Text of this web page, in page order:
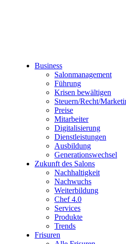
Business
Salonmanagement
Führung
Krisen bewältigen
Steuern/Recht/
Preise
Mitarbeiter
Digitalisierung
Dienstleistungen
Ausbildung
Generationswechsel
Zukunft des Salons
Nachhaltigkeit
Nachwuchs
Weiterbildung
Chef 4.0
Services
Produkte
Trends
Frisuren